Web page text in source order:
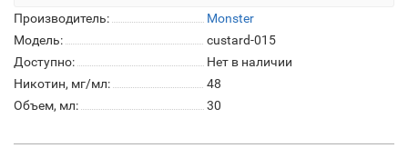
Производитель:
Monster
Модель:
custard-015
Доступно:
Нет в наличии
Никотин, мг/мл:
48
Объем, мл:
30